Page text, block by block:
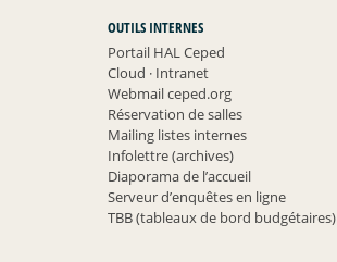
OUTILS INTERNES
Portail HAL Ceped
Cloud ·Intranet
Webmail ceped.org
Réservation de salles
Mailing listes internes
Infolettre (archives)
Diaporama de l’accueil
Serveur d’enquêtes en ligne
TBB (tableaux de bord budgétaires)